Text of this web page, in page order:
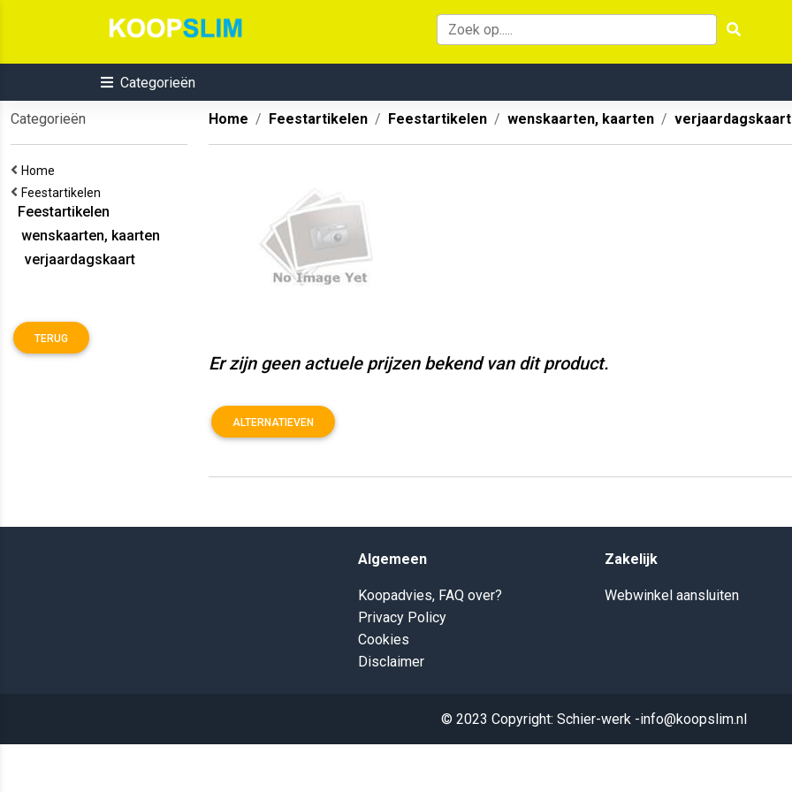
Categorieën
Categorieën
Home
Feestartikelen
Feestartikelen
wenskaarten, kaarten
verjaardagskaart
TERUG
Home Feestartikelen Feestartikelen wenskaarten, kaarten verjaardagskaart
Er zijn geen actuele prijzen bekend van dit product.
ALTERNATIEVEN
Algemeen
Koopadvies, FAQ over?
Privacy Policy
Cookies
Disclaimer
Zakelijk
Webwinkel aansluiten
© 2023 Copyright: Schier-werk -info@koopslim.nl